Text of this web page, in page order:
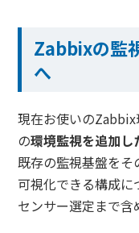
Zabbixの監
へ
現在お使いの
の環境監視を追加し
既存の監視基盤を
可視化できる構成に
センサー選定まで含